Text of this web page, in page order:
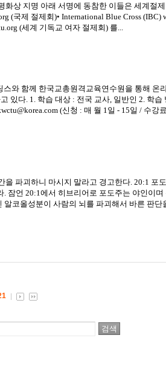
상 지명 아래 서명에 동참한 이들은 세계절
(국제 절제회)• International Blue Cross (IBC)
(세계 기독교 여자 절제회) 를...
와 함께 한국교총원격교육연수원을 통해 온
있다. 1. 학습 대상 : 전국 교사, 일반인 2. 학
(신청 : 매 월 1일 - 15일 / 수강
파괴하니 마시지 말라고 경고한다. 20:1 포
잠언 20:1에서 히브리어로 포도주는 야인이며
코올성분이 사람의 뇌를 파괴해서 바른 판단